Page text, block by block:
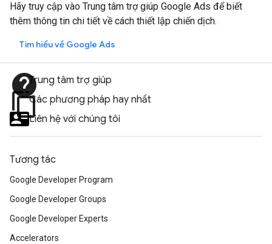
Hãy truy cập vào Trung tâm trợ giúp Google Ads để biết
thêm thông tin chi tiết về cách thiết lập chiến dịch.
Tìm hiểu về Google Ads
helpTrung tâm trợ giúp
content_copyCác phương pháp hay nhất
Liên hệ với chúng tôi
Tương tác
Google Developer Program
Google Developer Groups
Google Developer Experts
Accelerators